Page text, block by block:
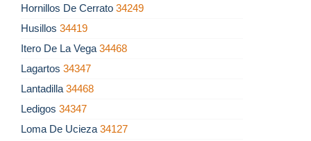
Hornillos De Cerrato 34249
Husillos 34419
Itero De La Vega 34468
Lagartos 34347
Lantadilla 34468
Ledigos 34347
Loma De Ucieza 34127